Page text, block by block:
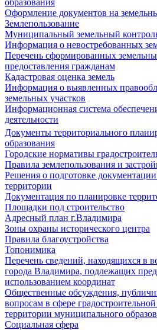
образования
Оформление документов на
Землепользование
Муниципальный земельный
Информация о невостребованных
Перечень сформированных
предоставления гражданам
Кадастровая оценка земель
Информация о выявленных
земельных участков
Информационная система
деятельности
Документы территориального
образования
Городские нормативы
Правила землепользования и
Решения о подготовке
территории
Документация по планировке
Площадки под строительство
Адресный план г.Владимира
Зоны охраны исторического центра
Правила благоустройства
Топонимика
Перечень сведений, находящихся в
города Владимира, подлежащих
использованием координат
Общественные обсуждения,
вопросам в сфере
территории муниципального
Социальная сфера